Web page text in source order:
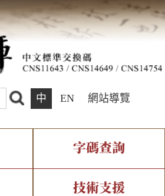
中 EN 網站導覽
全字庫現況
字碼查詢
部件查詢
技術支援